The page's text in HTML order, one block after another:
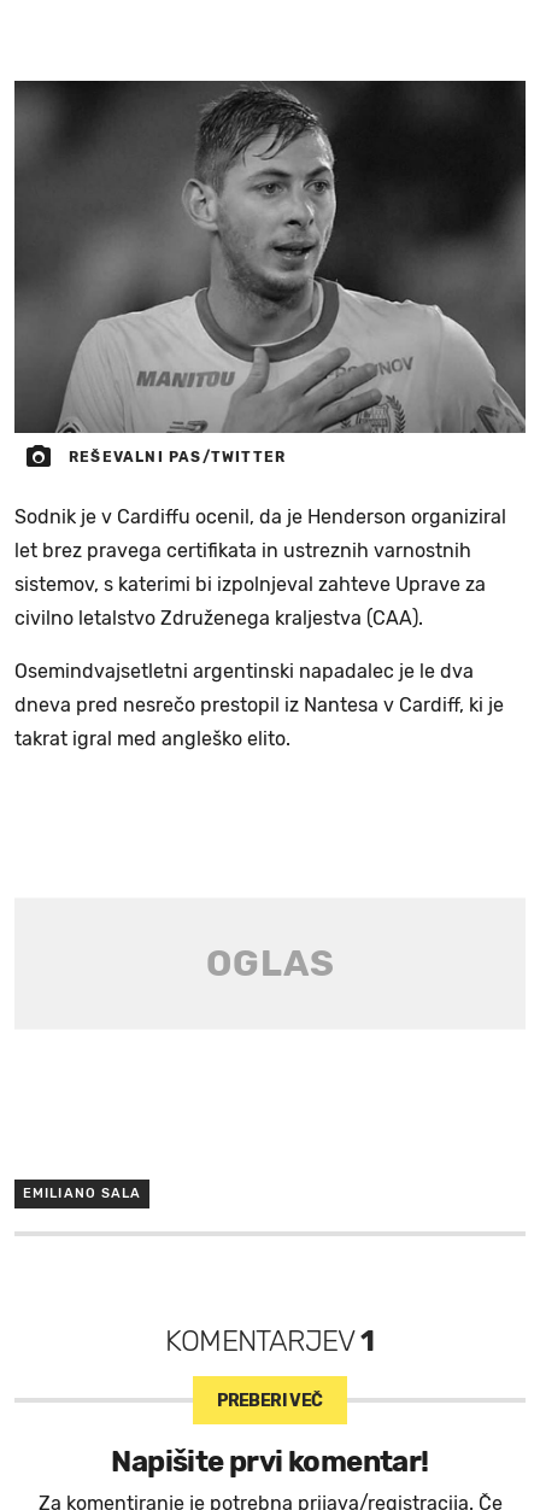
REŠEVALNI PAS/TWITTER
Sodnik je v Cardiffu ocenil, da je Henderson organiziral
let brez pravega certifikata in ustreznih varnostnih
sistemov, s katerimi bi izpolnjeval zahteve Uprave za
civilno letalstvo Združenega kraljestva (CAA).
Osemindvajsetletni argentinski napadalec je le dva
dneva pred nesrečo prestopil iz Nantesa v Cardiff, ki je
takrat igral med angleško elito.
EMILIANO SALA
KOMENTARJEV1
PREBERI VEČ
Napišite prvi komentar!
Za komentiranje je potrebna prijava/registracija. Če